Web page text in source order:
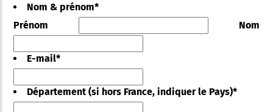
Nom & prénom*
Prénom
Nom
E-mail*
Département (si hors France, indiquer le Pays)*